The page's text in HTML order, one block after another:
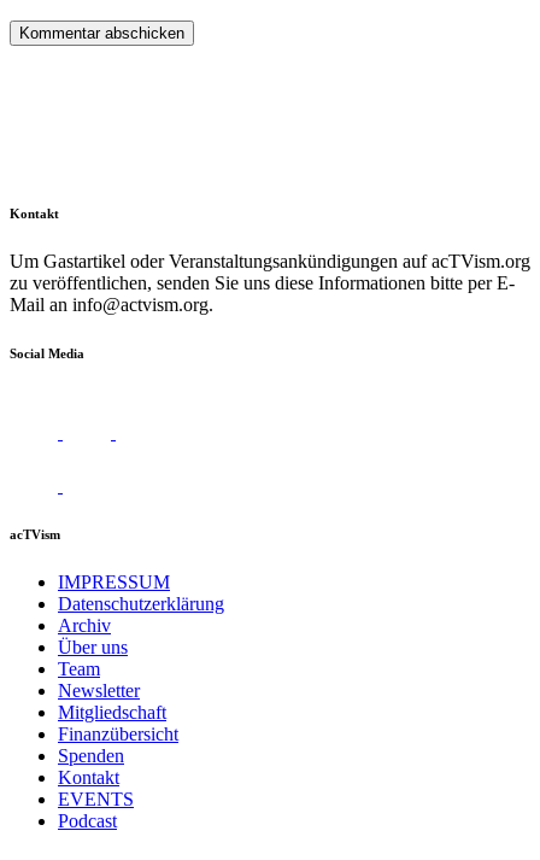
Kontakt
Um Gastartikel oder Veranstaltungsankündigungen auf acTVism.org
zu veröffentlichen, senden Sie uns diese Informationen bitte per E-
Mail an info@actvism.org.
Social Media
acTVism
IMPRESSUM
Datenschutzerklärung
Archiv
Über uns
Team
Newsletter
Mitgliedschaft
Finanzübersicht
Spenden
Kontakt
EVENTS
Podcast